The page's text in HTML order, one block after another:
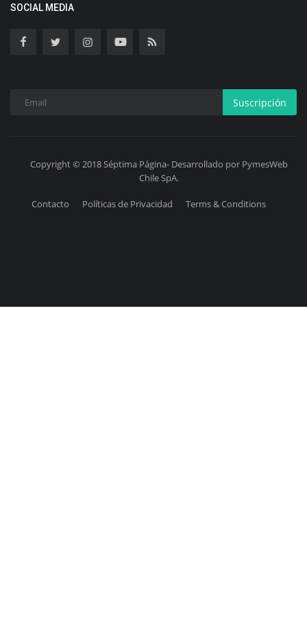
SOCIAL MEDIA
Suscripción
Copyright © 2018 Séptima Página- Desarrollado por PymesWeb
Chile SpA.
Contacto Políticas de Privacidad Terms & Conditions